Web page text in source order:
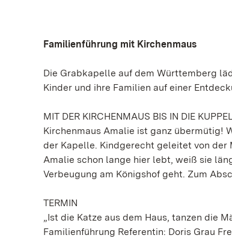
Familienführung mit Kirchenmaus
Die Grabkapelle auf dem Württemberg
Kinder und ihre Familien auf einer
MIT DER KIRCHENMAUS BIS IN DIE
Kirchenmaus Amalie ist ganz übermütig!
der Kapelle. Kindgerecht geleitet von
Amalie schon lange hier lebt, weiß sie
Verbeugung am Königshof geht. Zum
TERMIN
„Ist die Katze aus dem Haus, tanzen die
Familienführung Referentin: Doris Grau